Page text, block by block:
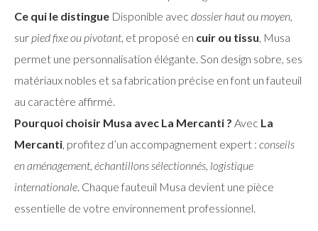
Ce qui le distingue Disponible avec dossier haut ou moyen
sur pied fixe ou pivotant , et proposé en cuir ou tissu , Musa
permet une personnalisation élégante. Son design sobre, ses
matériaux nobles et sa fabrication précise en font un fauteuil
au caractère affirmé.
Pourquoi choisir Musa avec La Mercanti ? Avec La
Mercanti , profitez d’un accompagnement expert : conseils
en aménagement, échantillons sélectionnés, logistique
internationale . Chaque fauteuil Musa devient une pièce
essentielle de votre environnement professionnel.